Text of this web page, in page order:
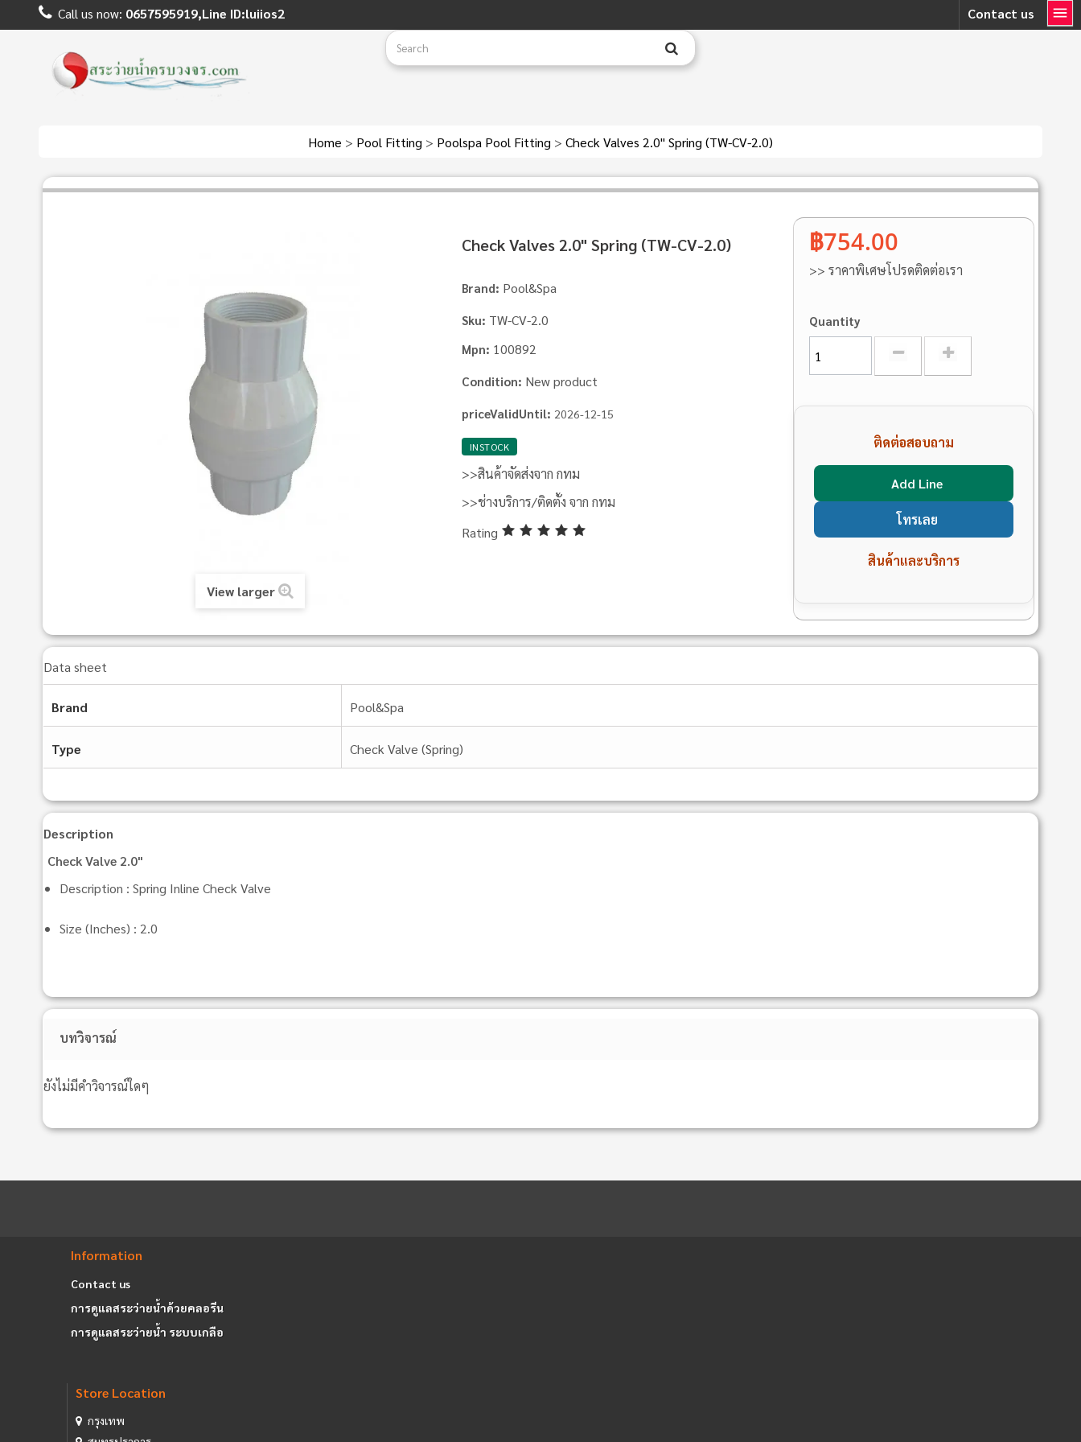
Contact us
Call us now: 0657595919,Line ID:luiios2
Home > Pool Fitting > Poolspa Pool Fitting > Check Valves 2.0" Spring (TW‐CV‐2.0)
View larger
Check Valves 2.0" Spring (TW‐CV‐2.0)
Brand: Pool&Spa
Sku: TW‐CV‐2.0
Mpn: 100892
Condition: New product
priceValidUntil: 2026-12-15
INSTOCK
>>สินค้าจัดส่งจาก กทม
>>ช่างบริการ/ติดตั้ง จาก กทม
Rating
฿754.00
>> ราคาพิเศษโปรดติดต่อเรา
Quantity
ติดต่อสอบถาม
Add Line
โทรเลย
สินค้าและบริการ
Data sheet
Brand Pool&Spa
Type Check Valve (Spring)
Description
Check Valve 2.0"
Description : Spring Inline Check Valve
Size (Inches) : 2.0
บทวิจารณ์
ยังไม่มีคำวิจารณ์ใดๆ
Information
Contact us
การดูแลสระว่ายน้ำด้วยคลอรีน
การดูแลสระว่ายน้ำ ระบบเกลือ
Store Location
กรุงเทพ